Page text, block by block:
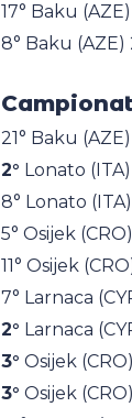
17° Baku
8° Baku (AZE)
21° Baku
2° Lonato
8° Lonato
5° Osijek
11° Osijek
7° Larnaca
2° Larnaca
3° Osijek
3° Osijek